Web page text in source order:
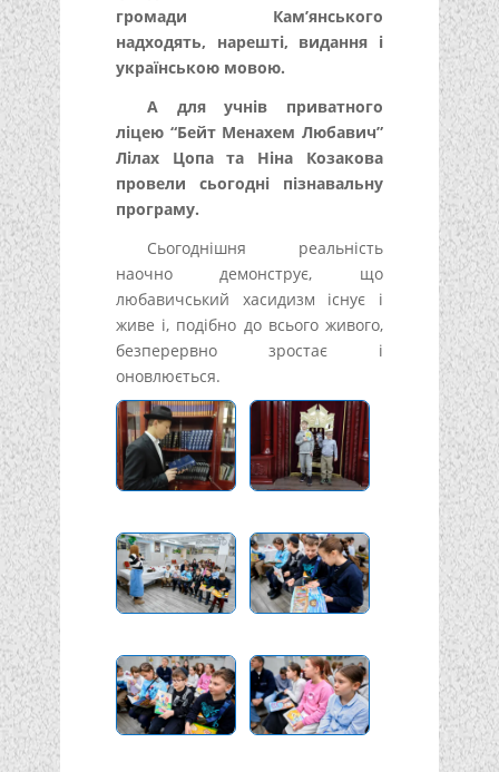
громади Кам’янського
надходять, нарешті, видання і
українською мовою.
А для учнів приватного
ліцею “Бейт Менахем Любавич”
Лілах Цопа та Ніна Козакова
провели сьогодні пізнавальну
програму.
Сьогоднішня реальність
наочно демонструє, що
любавичський хасидизм існує і
живе і, подібно до всього живого,
безперервно зростає і
оновлюється.